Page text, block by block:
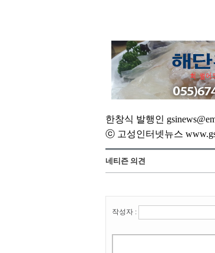
한창식 발행인
ⓒ 고성인터넷뉴스
네티즌 의견
작성자 :